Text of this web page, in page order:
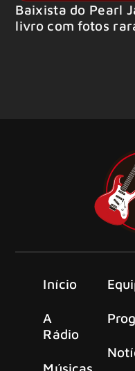
Baixista do Pearl
livro com fotos
Início
A
Rádio
Músicas